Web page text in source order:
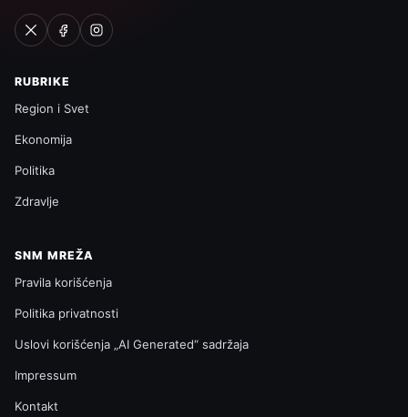
RUBRIKE
Region i Svet
Ekonomija
Politika
Zdravlje
SNM MREŽA
Pravila korišćenja
Politika privatnosti
Uslovi korišćenja „AI Generated“ sadržaja
Impressum
Kontakt